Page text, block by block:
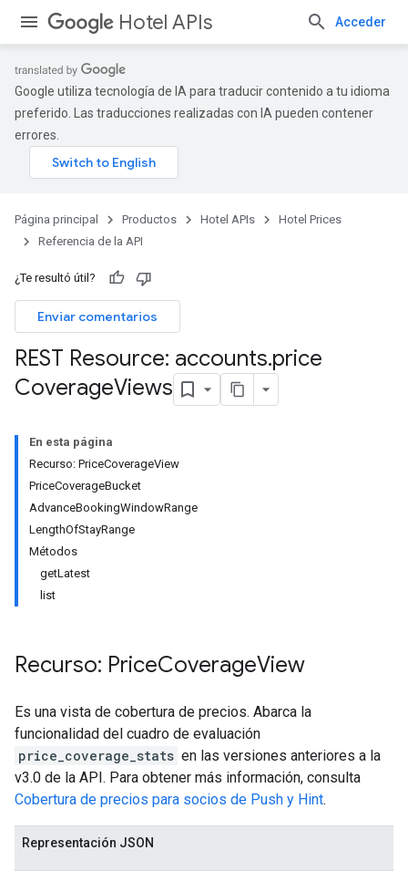
Hotel APIs Acceder
Google utiliza tecnología de IA para traducir contenido a tu idioma
preferido. Las traducciones realizadas con IA pueden contener
errores.
Página principal Productos Hotel APIs
Hotel Prices
Referencia de la API
¿Te resultó útil?
Enviar comentarios
REST Resource: accounts.price
CoverageViews
En esta página
Recurso: PriceCoverageView
PriceCoverageBucket
AdvanceBookingWindowRange
LengthOfStayRange
Métodos
getLatest
list
Recurso: PriceCoverageView
Es una vista de cobertura de precios. Abarca la
funcionalidad del cuadro de evaluación
price_coverage_stats en las versiones anteriores a la
v3.0 de la API. Para obtener más información, consulta
Cobertura de precios para socios de Push y Hint.
Representación JSON